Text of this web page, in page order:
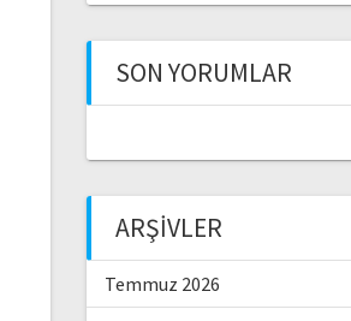
SON YORUMLAR
ARŞIVLER
Temmuz 2026